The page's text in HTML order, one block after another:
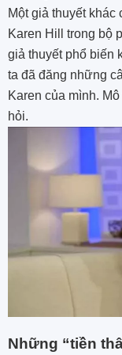
Một giả thuyết khác
Karen Hill trong bộ
giả thuyết phổ biến
ta đã đăng những
Karen của mình.
hỏi.
Những “tiền